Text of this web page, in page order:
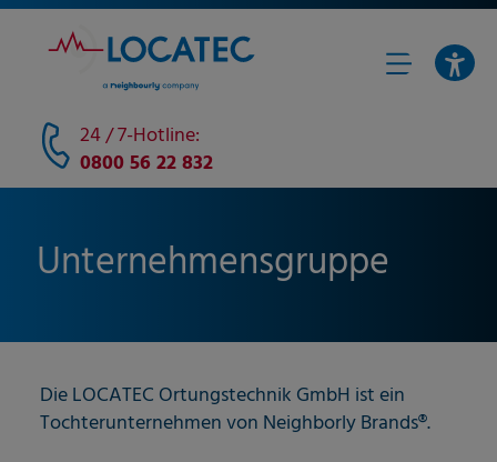
24 / 7-Hotline:
0800 56 22 832
Unternehmensgruppe
Die LOCATEC Ortungstechnik GmbH ist ein
Tochterunternehmen von Neighborly Brands®.